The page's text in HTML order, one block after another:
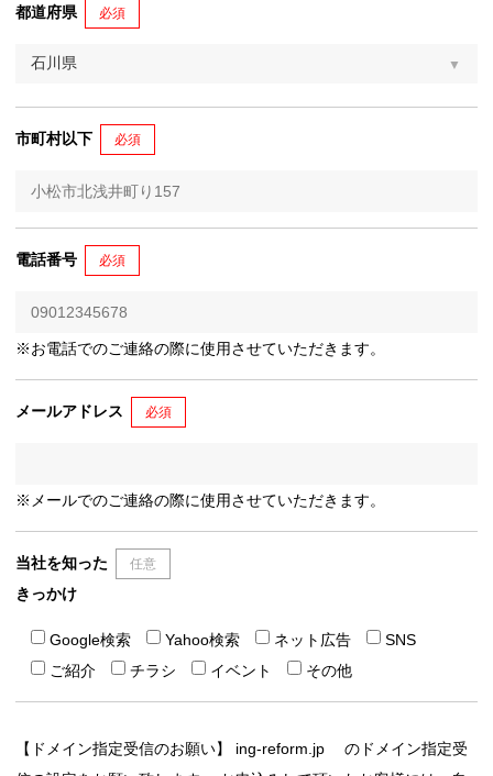
都道府県 必須
市町村以下 必須
電話番号 必須
※お電話でのご連絡の際に使用させていただきます。
メールアドレス 必須
※メールでのご連絡の際に使用させていただきます。
当社を知った
きっかけ
任意
Google検索 Yahoo検索 ネット広告
SNS
ご紹介
チラシ イベント その他
【ドメイン指定受信のお願い】 ing-reform.jp のドメイン指定受